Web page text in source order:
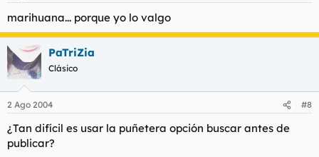
marihuana... porque yo lo valgo
PaTriZia
Clásico
2 Ago 2004 #8
¿Tan difícil es usar la puñetera opción buscar antes de
publicar?